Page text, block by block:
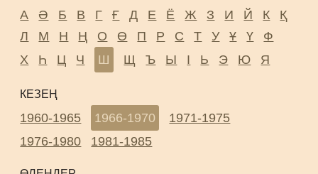
А Ә Б В Г Ғ Д Е Ё Ж З И Й К
Қ
Л
М Н Ң О Ө П Р С Т У Ұ Ү
Ф
Х
Һ Ц Ч Ш Щ Ъ Ы І Ь Э Ю Я
КЕЗЕҢ
1960-1965 1966-1970
1971-1975
1976-1980
1981-1985